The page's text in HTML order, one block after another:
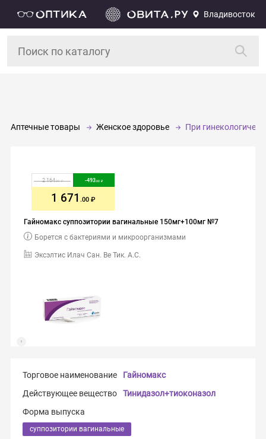
Владивосток
Аптечные товары Женское здоровье При
Гайномакс суппозитории вагинальные 150мг+100мг №7
Эксэлтис Илач Сан. Ве Тик. А.С.
Борется с бактериями и микроорганизмами
2 164.00 -493.00
1 671 .00
Торговое наименование
Гайномакс
Действующее вещество
Тинидазол+тиоконазол
Форма выпуска
суппозитории вагинальные